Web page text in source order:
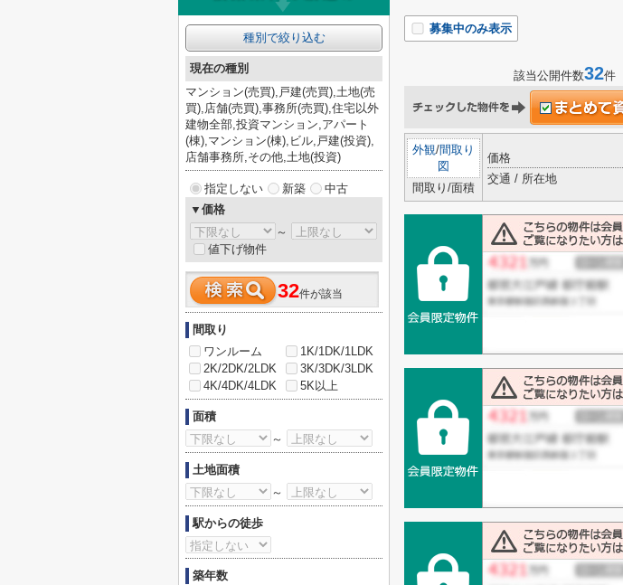
募集中のみ表示
該当公開件数32件
外観/間取り
図
間取り/面積
価格
交通 / 所在地
種別で絞り込む
現在の種別
マンション(売買),戸建(売買),土地(売
買),店舗(売買),事務所(売買),住宅以外
建物全部,投資マンション,アパート
(棟),マンション(棟),ビル,戸建(投資),
店舗事務所,その他,土地(投資)
指定しない 新築
中古
▼価格
～
値下げ物件
32件が該当
間取り
ワンルーム
1K/1DK/1LDK
2K/2DK/2LDK
3K/3DK/3LDK
4K/4DK/4LDK
5K以上
面積
～
土地面積
～
駅からの徒歩
築年数